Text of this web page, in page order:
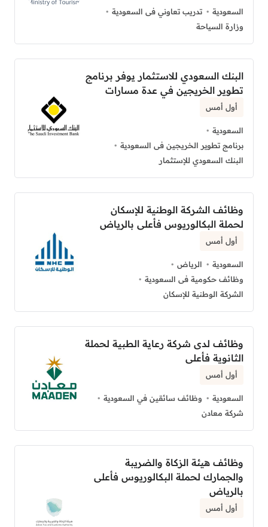
السعودية
تدريب تعاوني فى السعودية
وزارة السياحة
البنك السعودي للاستثمار يوفر برنامج
تطوير الخريجين في عدة مسارات
أول أمس
السعودية
برنامج تطوير الخريجين فى السعودية
البنك السعودي للإستثمار
وظائف الشركة الوطنية للإسكان
لحملة البكالوريوس فأعلى بالرياض
أول أمس
السعودية
الرياض
وظائف حكومية فى السعودية
الشركة الوطنية للإسكان
وظائف لدى شركة رعاية الطبية لحملة
الثانوية فأعلى
أول أمس
السعودية
وظائف سائقين في السعودية
شركة معادن
وظائف هيئة الزكاة والضريبة
والجمارك لحملة البكالوريوس فأعلى
بالرياض
أول أمس